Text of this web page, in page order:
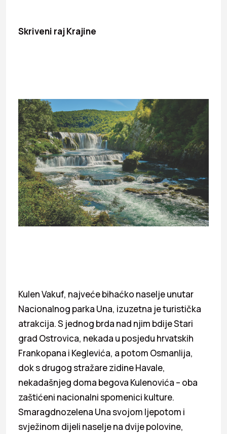
Skriveni raj Krajine
Kulen Vakuf, najveće bihaćko naselje unutar
Nacionalnog parka Una, izuzetna je turistička
atrakcija. S jednog brda nad njim bdije Stari
grad Ostrovica, nekada u posjedu hrvatskih
Frankopana i Keglevića, a potom Osmanlija,
dok s drugog stražare zidine Havale,
nekadašnjeg doma begova Kulenovića – oba
zaštićeni nacionalni spomenici kulture.
Smaragdnozelena Una svojom ljepotom i
svježinom dijeli naselje na dvije polovine,